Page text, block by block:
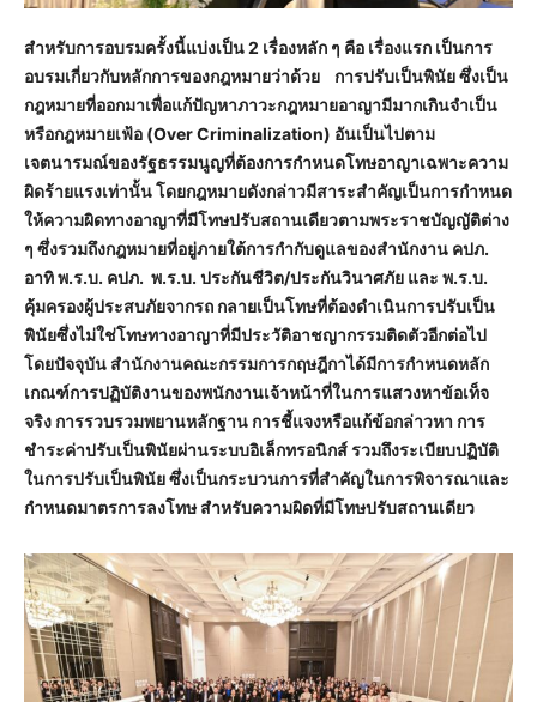
สำหรับการอบรมครั้งนี้แบ่งเป็น 2 เรื่องหลัก ๆ คือ เรื่องแรก เป็นการ
อบรมเกี่ยวกับหลักการของกฎหมายว่าด้วย การปรับเป็นพินัย ซึ่งเป็น
กฎหมายที่ออกมาเพื่อแก้ปัญหาภาวะกฎหมายอาญามีมากเกินจำเป็น
หรือกฎหมายเฟ้อ (Over Criminalization) อันเป็นไปตาม
เจตนารมณ์ของรัฐธรรมนูญที่ต้องการกำหนดโทษอาญาเฉพาะความ
ผิดร้ายแรงเท่านั้น โดยกฎหมายดังกล่าวมีสาระสำคัญเป็นการกำหนด
ให้ความผิดทางอาญาที่มีโทษปรับสถานเดียวตามพระราชบัญญัติต่าง
ๆ ซึ่งรวมถึงกฎหมายที่อยู่ภายใต้การกำกับดูแลของสำนักงาน คปภ.
อาทิ พ.ร.บ. คปภ. พ.ร.บ. ประกันชีวิต/ประกันวินาศภัย และ พ.ร.บ.
คุ้มครองผู้ประสบภัยจากรถ กลายเป็นโทษที่ต้องดำเนินการปรับเป็น
พินัยซึ่งไม่ใช่โทษทางอาญาที่มีประวัติอาชญากรรมติดตัวอีกต่อไป
โดยปัจจุบัน สำนักงานคณะกรรมการกฤษฎีกาได้มีการกำหนดหลัก
เกณฑ์การปฏิบัติงานของพนักงานเจ้าหน้าที่ในการแสวงหาข้อเท็จ
จริง การรวบรวมพยานหลักฐาน การชี้แจงหรือแก้ข้อกล่าวหา การ
ชำระค่าปรับเป็นพินัยผ่านระบบอิเล็กทรอนิกส์ รวมถึงระเบียบปฏิบัติ
ในการปรับเป็นพินัย ซึ่งเป็นกระบวนการที่สำคัญในการพิจารณาและ
กำหนดมาตรการลงโทษ สำหรับความผิดที่มีโทษปรับสถานเดียว